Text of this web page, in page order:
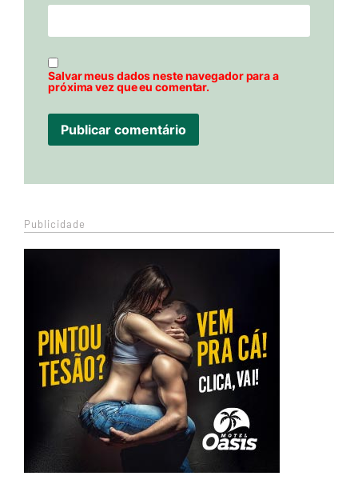
Salvar meus dados neste navegador para a
próxima vez que eu comentar.
Publicidade